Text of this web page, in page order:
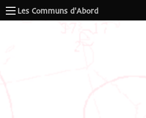
Les Communs d'Abord